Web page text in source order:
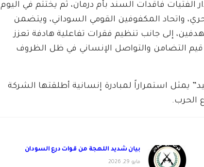
فاقدات السند بأم درمان، ثم يختتم في اليوم
واتحاد المكفوفين القومي السوداني، ويتضمن
إلى جانب تنظيم فقرات تفاعلية هادفة تعزز
قيم التضامن والتواصل الإنساني في ظل الظروف
استمراراً لمبادرة إنسانية أطلقتها الشركة
بيان شديد اللهجة من قوات درع السودان
مايو 29, 2026